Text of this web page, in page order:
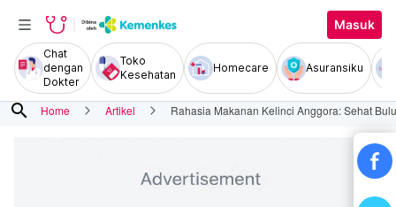
Masuk
Chat
dengan
Dokter
Toko
Kesehatan
Homecare Asuransiku
search Home Artikel Rahasia Makanan Kelinci Anggora: Sehat